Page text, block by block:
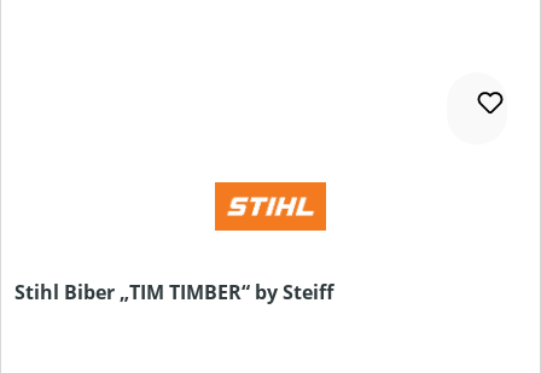
Stihl Biber „TIM TIMBER“ by Steiff